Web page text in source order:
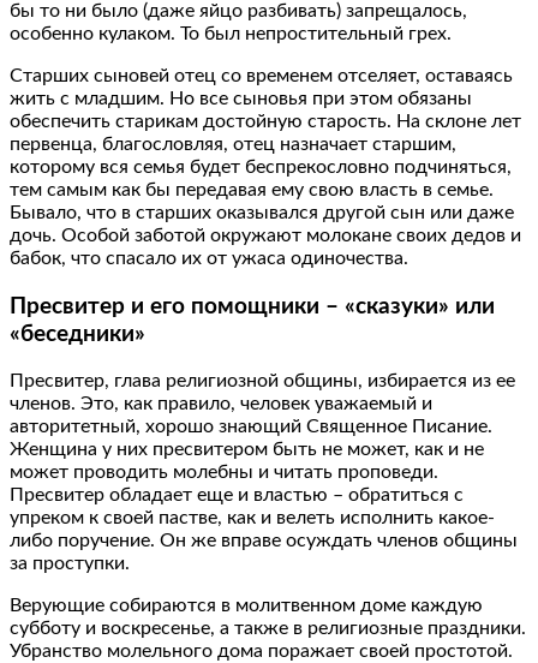
бы то ни было (даже яйцо разбивать) запрещалось,
особенно кулаком. То был непростительный грех.
Старших сыновей отец со временем отселяет, оставаясь
жить с младшим. Но все сыновья при этом обязаны
обеспечить старикам достойную старость. На склоне лет
первенца, благословляя, отец назначает старшим,
которому вся семья будет беспрекословно подчиняться,
тем самым как бы передавая ему свою власть в семье.
Бывало, что в старших оказывался другой сын или даже
дочь. Особой заботой окружают молокане своих дедов и
бабок, что спасало их от ужаса одиночества.
Пресвитер и его помощники – «сказуки» или
«беседники»
Пресвитер, глава религиозной общины, избирается из ее
членов. Это, как правило, человек уважаемый и
авторитетный, хорошо знающий Священное Писание.
Женщина у них пресвитером быть не может, как и не
может проводить молебны и читать проповеди.
Пресвитер обладает еще и властью – обратиться с
упреком к своей пастве, как и велеть исполнить какое-
либо поручение. Он же вправе осуждать членов общины
за проступки.
Верующие собираются в молитвенном доме каждую
субботу и воскресенье, а также в религиозные праздники.
Убранство молельного дома поражает своей простотой.